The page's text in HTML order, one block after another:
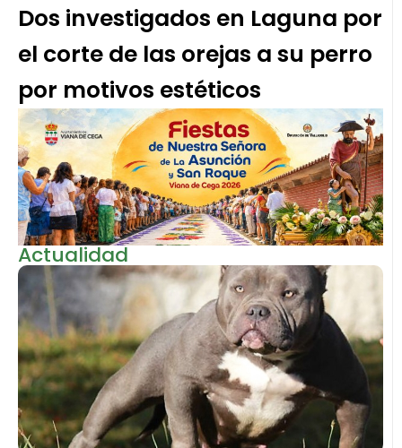
Dos investigados en Laguna por
el corte de las orejas a su perro
por motivos estéticos
Actualidad